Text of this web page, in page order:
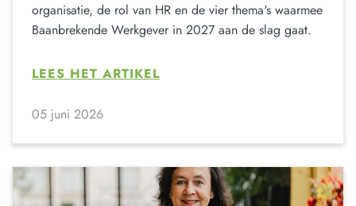
organisatie, de rol van HR en de vier thema's waarmee
Baanbrekende Werkgever in 2027 aan de slag gaat.
LEES HET ARTIKEL
05 juni 2026